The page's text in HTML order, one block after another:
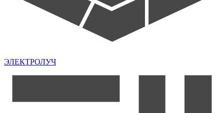
ЭЛЕКТРОЛУЧ